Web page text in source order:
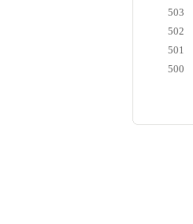
503
502
501
500